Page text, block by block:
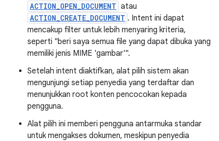
ACTION_OPEN_DOCUMENT atau
ACTION_CREATE_DOCUMENT . Intent ini dapat
mencakup filter untuk lebih menyaring kriteria,
seperti "beri saya semua file yang dapat dibuka yang
memiliki jenis MIME 'gambar'".
Setelah intent diaktifkan, alat pilih sistem akan
mengunjungi setiap penyedia yang terdaftar dan
menunjukkan root konten pencocokan kepada
pengguna.
Alat pilih ini memberi pengguna antarmuka standar
untuk mengakses dokumen, meskipun penyedia